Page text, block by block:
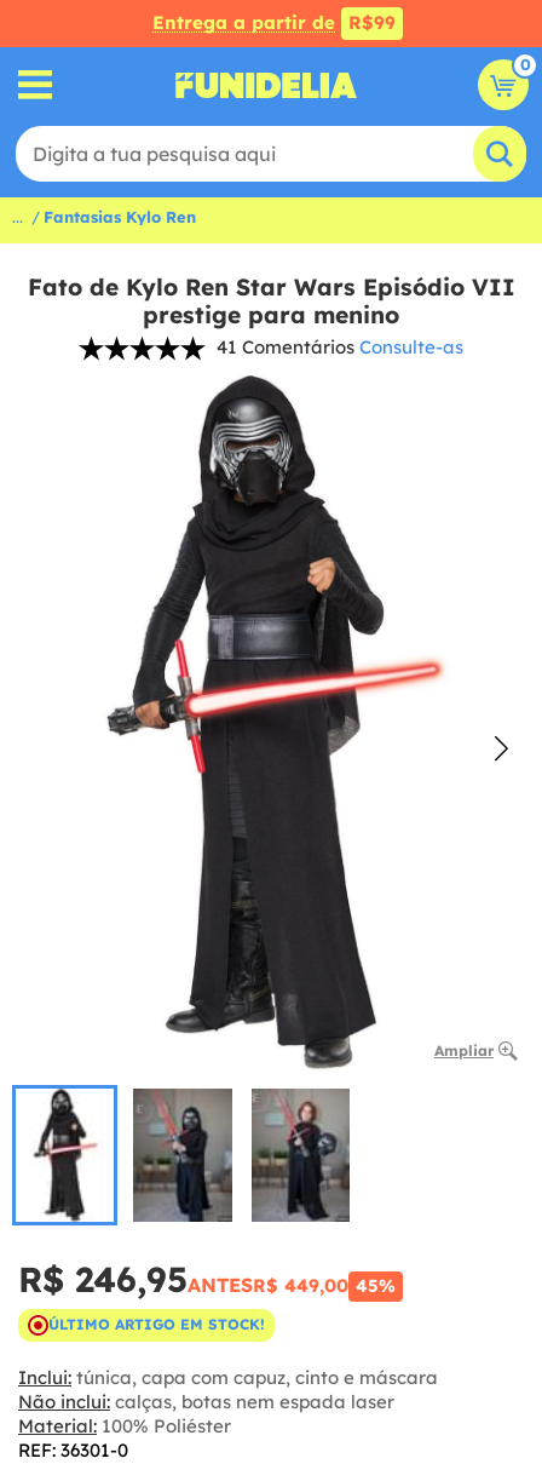
Entrega a partir de R$99
0
... Fantasias Kylo Ren
Fato de Kylo Ren Star Wars Episódio VII
prestige para menino
41 Comentários Consulte-as
Ampliar
R$ 246,95ANTESR$ 449,00 45%
ÚLTIMO ARTIGO EM STOCK!
Inclui: túnica, capa com capuz, cinto e máscara
Não inclui: calças, botas nem espada laser
Material: 100% Poliéster
REF: 36301-0